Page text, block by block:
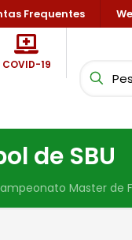
Frequentes
COVID-19
de SBU
Master de